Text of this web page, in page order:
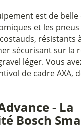
est de belle
et les
résistants
sécurisant sur la
léger. Vous
de cadre AXA,
- La
Bosch